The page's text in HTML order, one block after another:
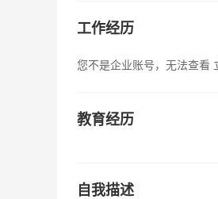
工作经历
您不是企业账号，无法查看
教育经历
自我描述